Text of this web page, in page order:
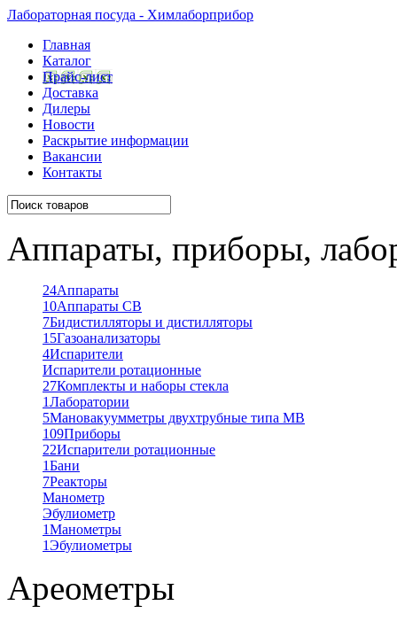
Лабораторная посуда - Химлаборприбор
Главная
Каталог
Прайс-лист
Доставка
Дилеры
Новости
Раскрытие информации
Вакансии
Контакты
Аппараты, приборы,
24Аппараты
10Аппараты СВ
7Бидистилляторы и дистилляторы
15Газоанализаторы
4Испарители
Испарители ротационные
27Комплекты и наборы стекла
1Лаборатории
5Мановакуумметры двухтрубные типа МВ
109Приборы
22Испарители ротационные
1Бани
7Реакторы
Манометр
Эбулиометр
1Манометры
1Эбулиометры
Ареометры